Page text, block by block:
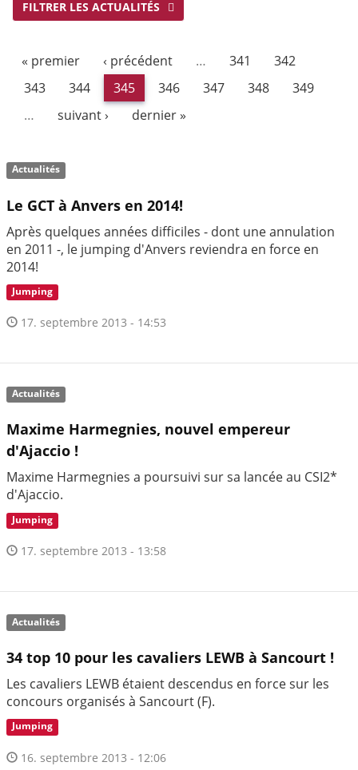
FILTRER LES ACTUALITÉS
« premier ‹ précédent … 341
342
343
344 345 346 347 348
349
…
suivant › dernier »
Actualités
Le GCT à Anvers en 2014!
Après quelques années difficiles - dont une annulation
en 2011 -, le jumping d'Anvers reviendra en force en
2014!
Jumping
17. septembre 2013 - 14:53
Actualités
Maxime Harmegnies, nouvel empereur
d'Ajaccio !
Maxime Harmegnies a poursuivi sur sa lancée au CSI2*
d'Ajaccio.
Jumping
17. septembre 2013 - 13:58
Actualités
34 top 10 pour les cavaliers LEWB à Sancourt !
Les cavaliers LEWB étaient descendus en force sur les
concours organisés à Sancourt (F).
Jumping
16. septembre 2013 - 12:06